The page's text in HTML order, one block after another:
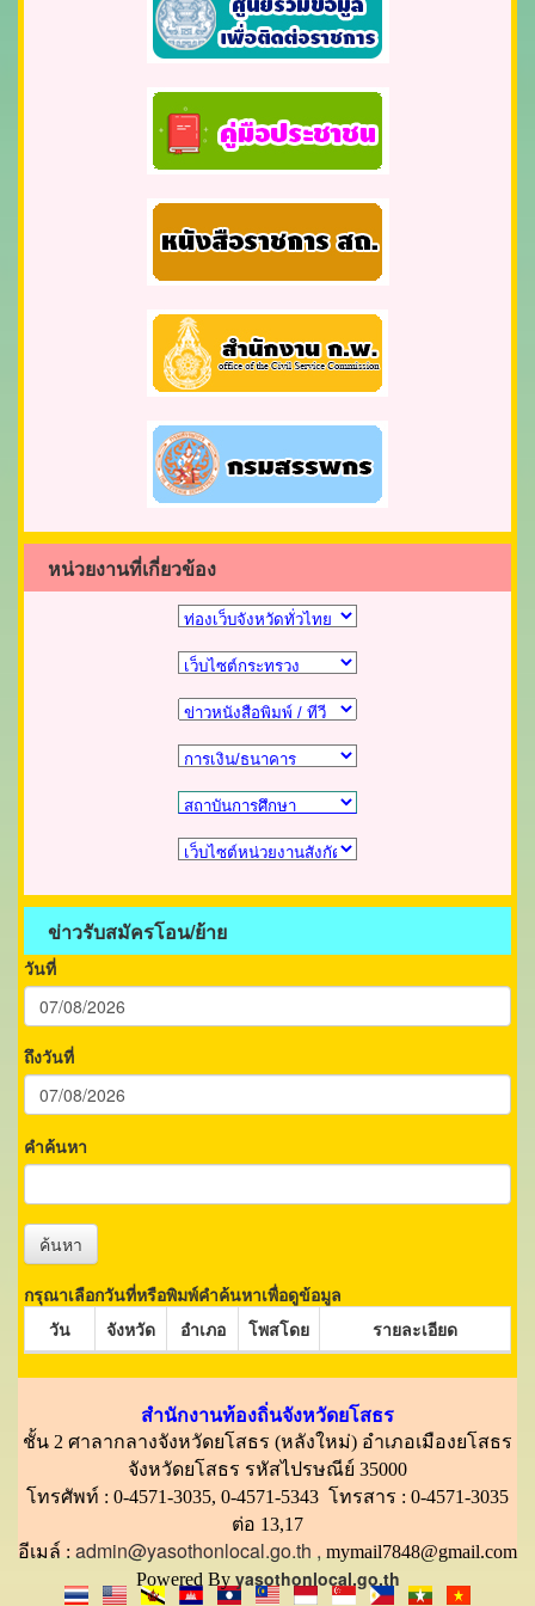
หน่วยงานที่เกี่ยวข้อง
ข่าวรับสมัครโอน/ย้าย
วันที่
ถึงวันที่
คำค้นหา
ค้นหา
กรุณาเลือกวันที่หรือพิมพ์คำค้นหาเพื่อดูข้อมูล
วัน
จังหวัด อำเภอ โพสโดย รายละเอียด
สำนักงานท้องถิ่นจังหวัดยโสธร
ชั้น 2 ศาลากลางจังหวัดยโสธร (หลังใหม่) อำเภอเมืองยโสธร
จังหวัดยโสธร รหัสไปรษณีย์ 35000
โทรศัพท์ : 0-4571-3035, 0-4571-5343 โทรสาร : 0-4571-3035
ต่อ 13,17
อีเมล์ : admin@yasothonlocal.go.th , mymail7848@gmail.com
Powered By yasothonlocal.go.th